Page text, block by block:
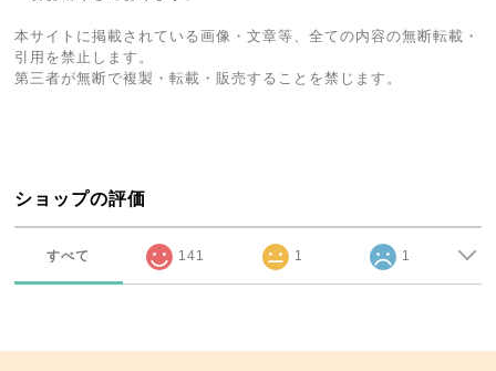
本サイトに掲載されている画像・文章等、全ての内容の無断転載・
引用を禁止します。
第三者が無断で複製・転載・販売することを禁じます。
ショップの評価
すべて 141 1 1